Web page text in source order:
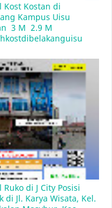
Rumah
terletak di
Selatan
Kost Kostan di
Kampus Uisu
3 M  2.9 M
Ruko di J City Posisi
di Jl. Karya Wisata, Kel.